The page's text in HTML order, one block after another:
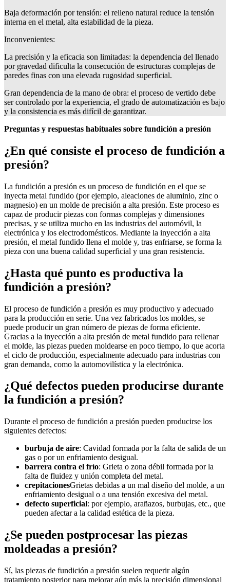
Baja deformación por tensión: el relleno natural reduce la tensión
interna en el metal, alta estabilidad de la pieza.
Inconvenientes:
La precisión y la eficacia son limitadas: la dependencia del llenado
por gravedad dificulta la consecución de estructuras complejas de
paredes finas con una elevada rugosidad superficial.
Gran dependencia de la mano de obra: el proceso de vertido debe
ser controlado por la experiencia, el grado de automatización es bajo
y la consistencia es más difícil de garantizar.
Preguntas y respuestas habituales sobre fundición a presión
¿En qué consiste el proceso de fundición a
presión?
La fundición a presión es un proceso de fundición en el que se
inyecta metal fundido (por ejemplo, aleaciones de aluminio, zinc o
magnesio) en un molde de precisión a alta presión. Este proceso es
capaz de producir piezas con formas complejas y dimensiones
precisas, y se utiliza mucho en las industrias del automóvil, la
electrónica y los electrodomésticos. Mediante la inyección a alta
presión, el metal fundido llena el molde y, tras enfriarse, se forma la
pieza con una buena calidad superficial y una gran resistencia.
¿Hasta qué punto es productiva la
fundición a presión?
El proceso de fundición a presión es muy productivo y adecuado
para la producción en serie. Una vez fabricados los moldes, se
puede producir un gran número de piezas de forma eficiente.
Gracias a la inyección a alta presión de metal fundido para rellenar
el molde, las piezas pueden moldearse en poco tiempo, lo que acorta
el ciclo de producción, especialmente adecuado para industrias con
gran demanda, como la automovilística y la electrónica.
¿Qué defectos pueden producirse durante
la fundición a presión?
Durante el proceso de fundición a presión pueden producirse los
siguientes defectos:
burbuja de aire: Cavidad formada por la falta de salida de un
gas o por un enfriamiento desigual.
barrera contra el frío: Grieta o zona débil formada por la
falta de fluidez y unión completa del metal.
crepitacionesGrietas debidas a un mal diseño del molde, a un
enfriamiento desigual o a una tensión excesiva del metal.
defecto superficial: por ejemplo, arañazos, burbujas, etc., que
pueden afectar a la calidad estética de la pieza.
¿Se pueden postprocesar las piezas
moldeadas a presión?
Sí, las piezas de fundición a presión suelen requerir algún
tratamiento posterior para mejorar aún más la precisión dimensional